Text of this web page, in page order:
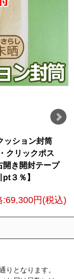
ッション封筒
クリックポス
開き開封テープ
３％】
:69,300円 (税込)
りとなります。